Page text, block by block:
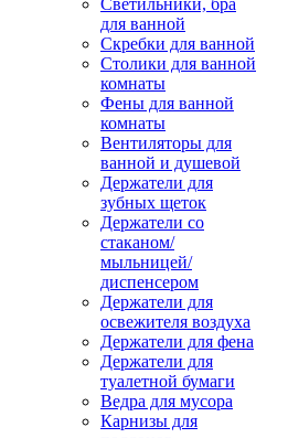
Светильники, бра
для ванной
Скребки для ванной
Столики для ванной
комнаты
Фены для ванной
комнаты
Вентиляторы для
ванной и душевой
Держатели для
зубных щеток
Держатели со
стаканом/
мыльницей/
диспенсером
Держатели для
освежителя воздуха
Держатели для фена
Держатели для
туалетной бумаги
Ведра для мусора
Карнизы для